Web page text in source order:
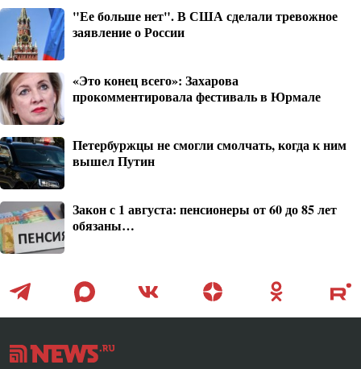
"Ее больше нет". В США сделали тревожное
заявление о России
«Это конец всего»: Захарова
прокомментировала фестиваль в Юрмале
Петербуржцы не смогли смолчать, когда к ним
вышел Путин
Закон с 1 августа: пенсионеры от 60 до 85 лет
обязаны…